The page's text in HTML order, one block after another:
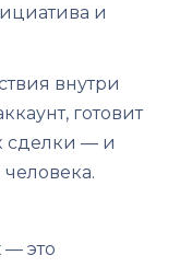
и
внутри
готовит
сделки — и
— это